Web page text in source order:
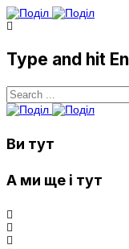
Type and hit
Ви тут
А ми ще і тут